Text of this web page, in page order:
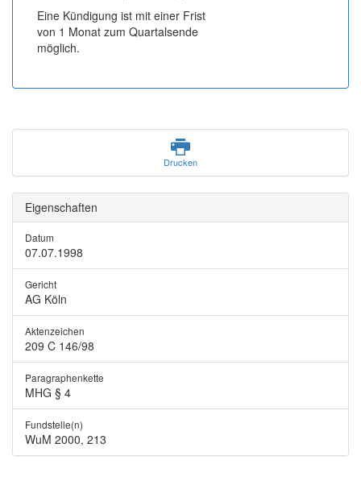
Eine Kündigung ist mit einer Frist
von 1 Monat zum Quartalsende
möglich.
Drucken
Eigenschaften
Datum
07.07.1998
Gericht
AG Köln
Aktenzeichen
209 C 146/98
Paragraphenkette
MHG § 4
Fundstelle(n)
WuM 2000, 213